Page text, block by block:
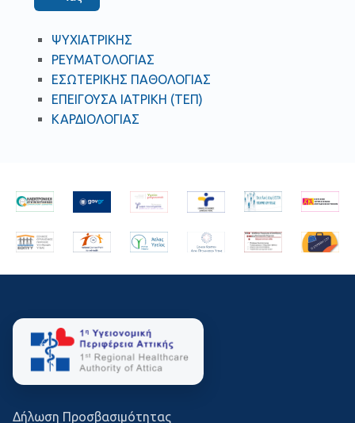
ΨΥΧΙΑΤΡΙΚΗΣ
ΡΕΥΜΑΤΟΛΟΓΙΑΣ
ΕΣΩΤΕΡΙΚΗΣ ΠΑΘΟΛΟΓΙΑΣ
ΕΠΕΙΓΟΥΣΑ ΙΑΤΡΙΚΗ (ΤΕΠ)
ΚΑΡΔΙΟΛΟΓΙΑΣ
Δήλωση Προσβασιμότητας